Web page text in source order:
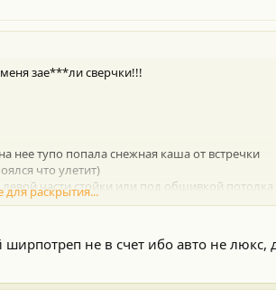
зае***ли сверчки!!!
нее тупо попала снежная каша от встречки
что улетит)
части стойки или под обшивкой потолка
все проклеил...
... не могу найти...
масло строго каждые 10.000 из железной
раскрытия...
не в счет ибо авто не люкс,